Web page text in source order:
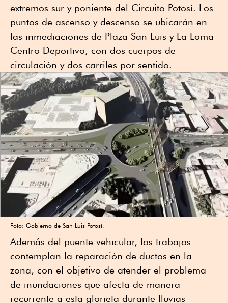
extremos sur y poniente del Circuito Potosí. Los
puntos de ascenso y descenso se ubicarán en
las inmediaciones de Plaza San Luis y La Loma
Centro Deportivo, con dos cuerpos de
circulación y dos carriles por sentido.
Foto: Gobierno de San Luis Potosí.
Además del puente vehicular, los trabajos
contemplan la reparación de ductos en la
zona, con el objetivo de atender el problema
de inundaciones que afecta de manera
recurrente a esta glorieta durante lluvias